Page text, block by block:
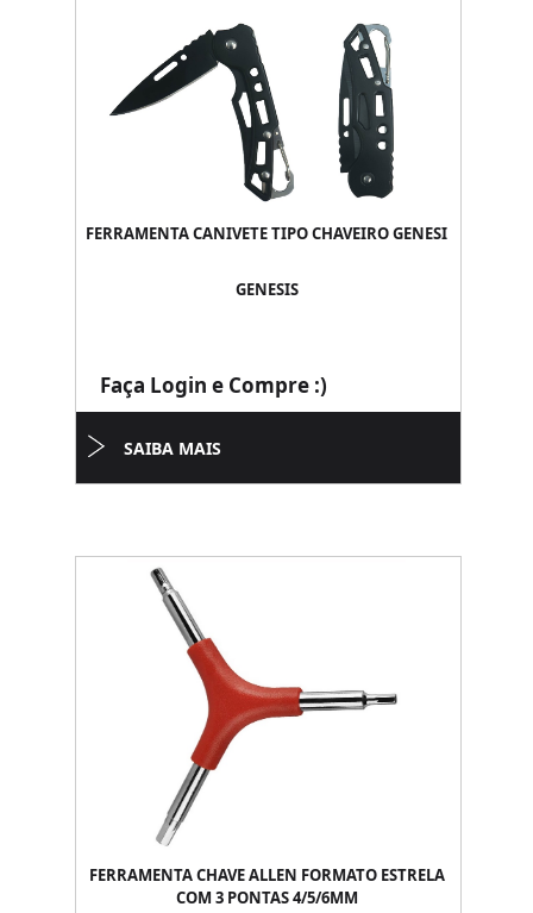
FERRAMENTA CANIVETE TIPO CHAVEIRO GENESI
GENESIS
Faça Login e Compre :)
SAIBA MAIS
FERRAMENTA CHAVE ALLEN FORMATO ESTRELA
COM 3 PONTAS 4/5/6MM